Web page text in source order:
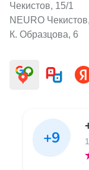
Чекистов, 15/1
NEURO
К. Образцова, 6
+9